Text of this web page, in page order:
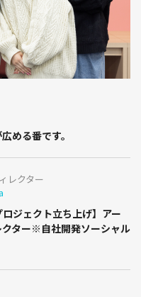
める番です。
レクター
ロジェクト立ち上げ】アー
クター※自社開発ソーシャル